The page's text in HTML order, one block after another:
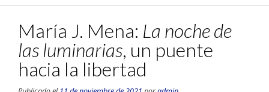
María J. Mena: La noche de
las luminarias, un puente
hacia la libertad